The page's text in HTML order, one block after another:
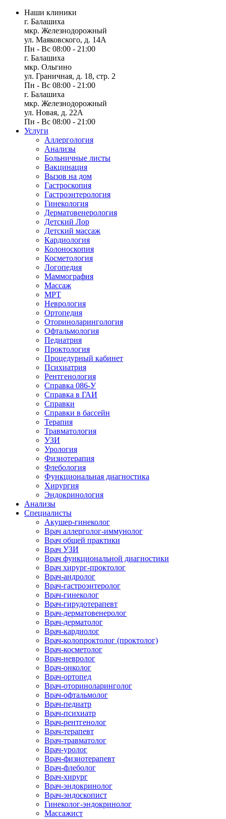
Наши клиники
г. Балашиха
мкр. Железнодорожный
ул. Маяковского, д. 14А
Пн - Вс 08:00 - 21:00
г. Балашиха
мкр. Ольгино
ул. Граничная, д. 18, стр. 2
Пн - Вс 08:00 - 21:00
г. Балашиха
мкр. Железнодорожный
ул. Новая, д. 22А
Пн - Вс 08:00 - 21:00
Услуги
Аллергология
Анализы
Больничные листы
Вакцинация
Вызов на дом
Гастроскопия
Гастроэнтерология
Гинекология
Дерматовенерология
Детский Лор
Детский массаж
Кардиология
Колоноскопия
Косметология
Логопедия
Маммография
Массаж
МРТ
Неврология
Ортопедия
Оториноларингология
Офтальмология
Педиатрия
Проктология
Процедурный кабинет
Психиатрия
Рентгенология
Справка 086-У
Справка в ГАИ
Справки
Справки в бассейн
Терапия
Травматология
УЗИ
Урология
Физиотерапия
Флебология
Функциональная диагностика
Хирургия
Эндокринология
Анализы
Специалисты
Акушер-гинеколог
Врач аллерголог-иммунолог
Врач общей практики
Врач УЗИ
Врач функциональной диагностики
Врач хирург-проктолог
Врач-андролог
Врач-гастроэнтеролог
Врач-гинеколог
Врач-гирудотерапевт
Врач-дерматовенеролог
Врач-дерматолог
Врач-кардиолог
Врач-колопроктолог (проктолог)
Врач-косметолог
Врач-невролог
Врач-онколог
Врач-ортопед
Врач-оториноларинголог
Врач-офтальмолог
Врач-педиатр
Врач-психиатр
Врач-рентгенолог
Врач-терапевт
Врач-травматолог
Врач-уролог
Врач-физиотерапевт
Врач-флеболог
Врач-хирург
Врач-эндокринолог
Врач-эндоскопист
Гинеколог-эндокринолог
Массажист